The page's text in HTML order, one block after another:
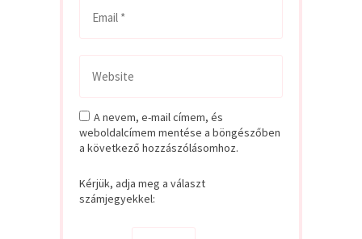
A nevem, e-mail címem, és
weboldalcímem mentése a böngészőben
a következő hozzászólásomhoz.
Kérjük, adja meg a választ
számjegyekkel: